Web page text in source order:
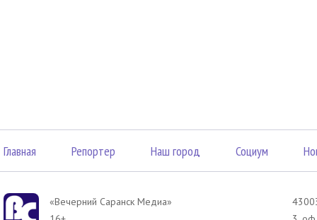
Главная Репортер Наш город Социум
«Вечерний Саранск Mедиа»